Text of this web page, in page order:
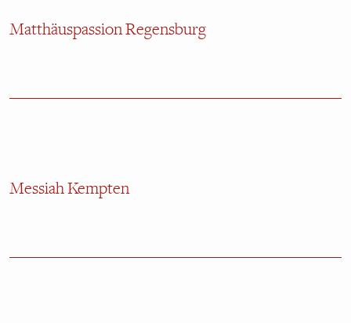
Matthäuspassion Regensburg
Messiah Kempten